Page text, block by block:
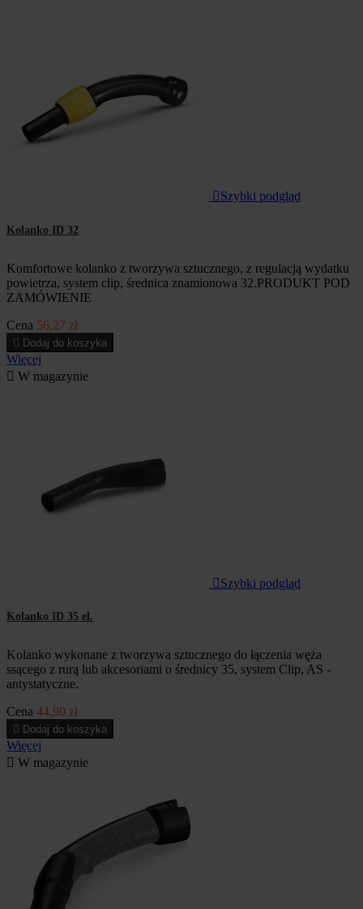
 Szybki podgląd
Kolanko ID 32
Komfortowe kolanko z tworzywa sztucznego, z regulacją wydatku
powietrza, system clip, średnica znamionowa 32.PRODUKT POD
ZAMÓWIENIE
Cena 56,27 zł
 Dodaj do koszyka
Więcej
 W magazynie
 Szybki podgląd
Kolanko ID 35 el.
Kolanko wykonane z tworzywa sztucznego do łączenia węża
ssącego z rurą lub akcesoriami o średnicy 35, system Clip, AS -
antystatyczne.
Cena 44,90 zł
 Dodaj do koszyka
Więcej
 W magazynie